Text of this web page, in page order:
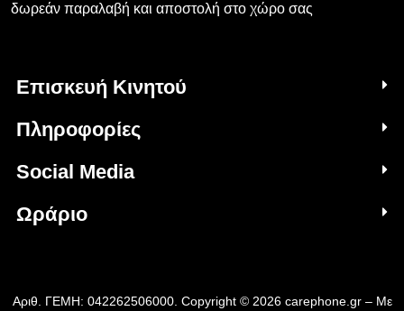
δωρεάν παραλαβή και αποστολή στο χώρο σας
Επισκευή Κινητού
Πληροφορίες
Social Media
Ωράριο
Αριθ. ΓΕΜΗ: 042262506000. Copyright © 2026 carephone.gr – Με